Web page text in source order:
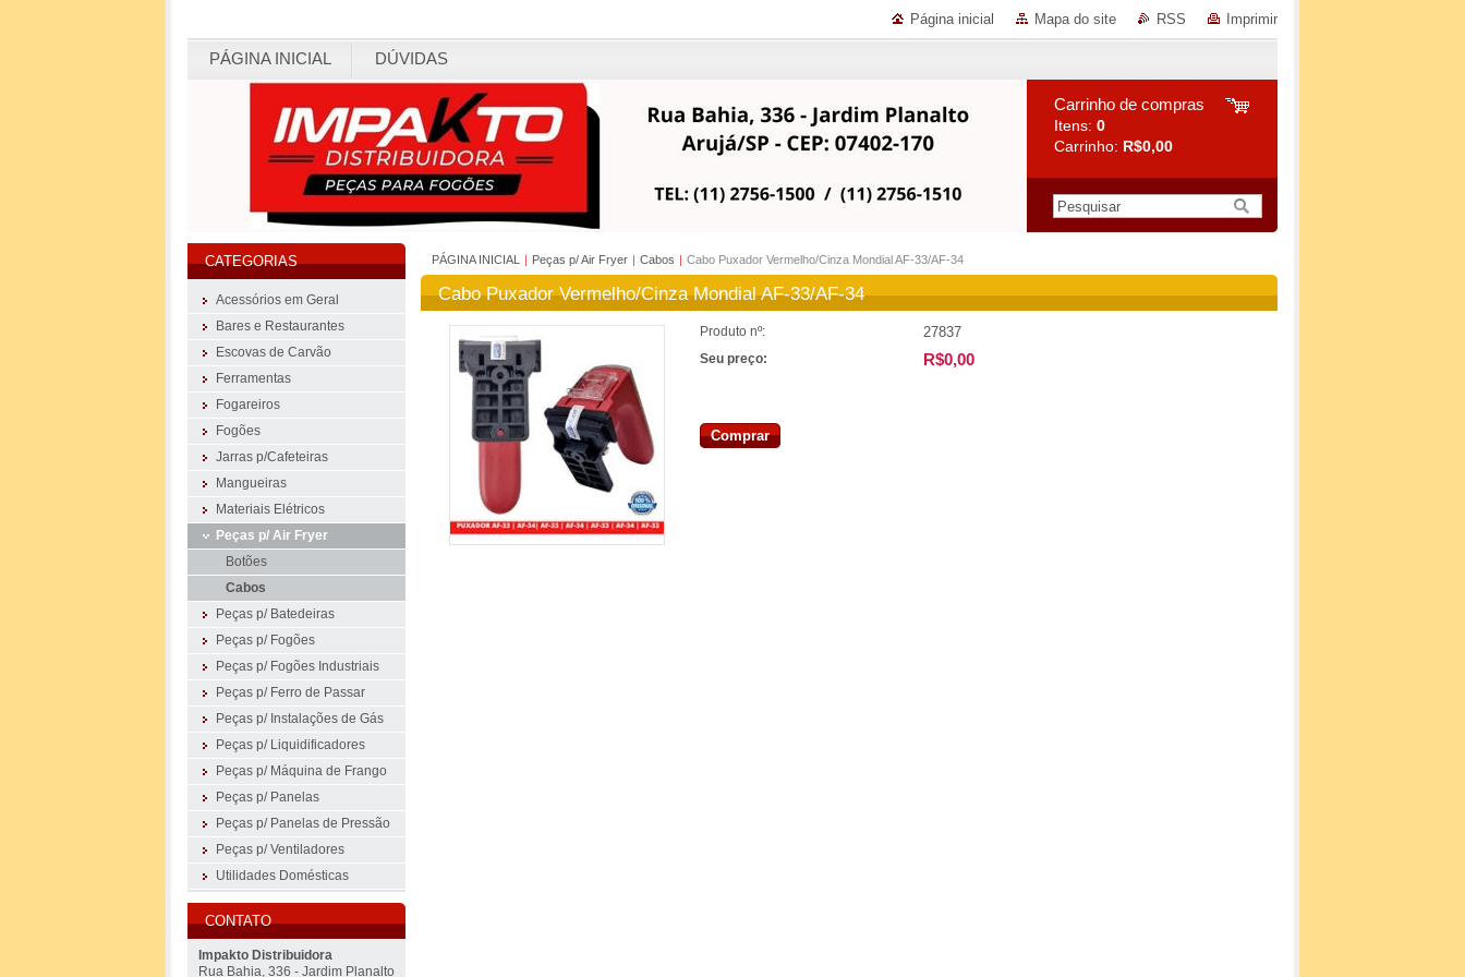
Página inicial Mapa do site RSS Imprimir
PÁGINA INICIAL DÚVIDAS
Carrinho de compras
Itens: 0
Carrinho: R$0,00
PÁGINA INICIAL | Peças p/ Air Fryer | Cabos | Cabo Puxador Vermelho/Cinza Mondial AF-33/AF-34
Cabo Puxador Vermelho/Cinza Mondial AF-33/AF-34
Produto nº: 27837
Seu preço: R$0,00
Comprar
CATEGORIAS
Acessórios em Geral
Bares e Restaurantes
Escovas de Carvão
Ferramentas
Fogareiros
Fogões
Jarras p/Cafeteiras
Mangueiras
Materiais Elétricos
Peças p/ Air Fryer
Botões
Cabos
Peças p/ Batedeiras
Peças p/ Fogões
Peças p/ Fogões Industriais
Peças p/ Ferro de Passar
Peças p/ Instalações de Gás
Peças p/ Liquidificadores
Peças p/ Máquina de Frango
Peças p/ Panelas
Peças p/ Panelas de Pressão
Peças p/ Ventiladores
Utilidades Domésticas
CONTATO
Impakto Distribuidora
Rua Bahia, 336 - Jardim Planalto